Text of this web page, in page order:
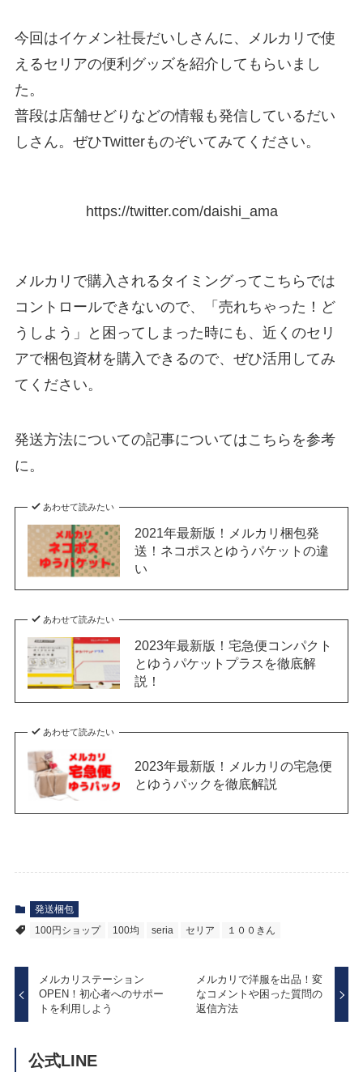
今回はイケメン社長だいしさんに、メルカリで使
えるセリアの便利グッズを紹介してもらいまし
た。
普段は店舗せどりなどの情報も発信しているだい
しさん。ぜひTwitterものぞいてみてください。
https://twitter.com/daishi_ama
メルカリで購入されるタイミングってこちらでは
コントロールできないので、「売れちゃった！ど
うしよう」と困ってしまった時にも、近くのセリ
アで梱包資材を購入できるので、ぜひ活用してみ
てください。
発送方法についての記事についてはこちらを参考
に。
あわせて読みたい
2021年最新版！メルカリ梱包発
送！ネコポスとゆうパケットの違
い
あわせて読みたい
2023年最新版！宅急便コンパクト
とゆうパケットプラスを徹底解
説！
あわせて読みたい
2023年最新版！メルカリの宅急便
とゆうパックを徹底解説
発送梱包
100円ショップ
100均 seria セリア １００きん
メルカリステーション
OPEN！初心者へのサポー
トを利用しよう
メルカリで洋服を出品！変
なコメントや困った質問の
返信方法
公式LINE